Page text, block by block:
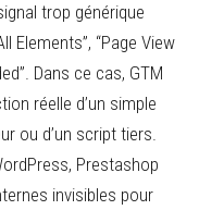
trop générique
Elements”, “Page View
Dans ce cas, GTM
réelle d’un simple
ou d’un script tiers.
Prestashop
invisibles pour